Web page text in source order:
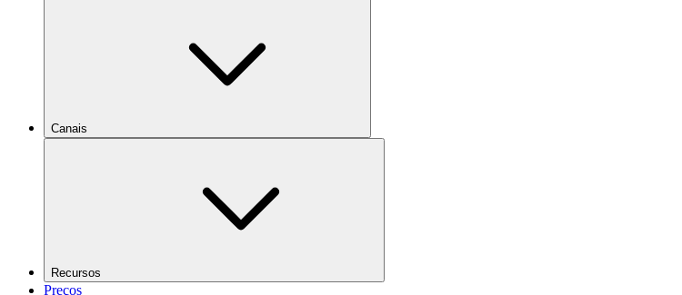
Canais
Recursos
Preços